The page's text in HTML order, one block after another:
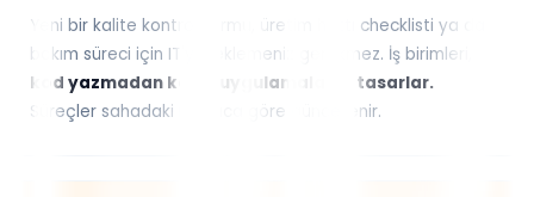
Yeni bir kalite kontrol formu, üretim hattı checklisti ya da
bakım süreci için IT'yi beklemeniz gerekmez. İş birimleri,
kod yazmadan kendi uygulamalarını tasarlar.
Süreçler sahadaki ihtiyaca göre güncellenir.